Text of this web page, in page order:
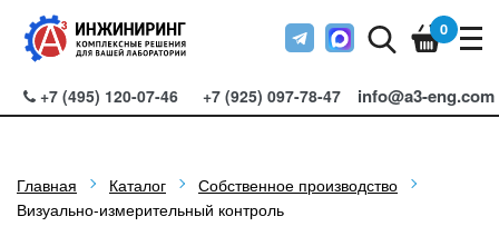
+7 (495) 120-07-46 +7 (925) 097-78-47 info@a3-eng.com
0
Главная Каталог
Собственное производство
Визуально-измерительный контроль